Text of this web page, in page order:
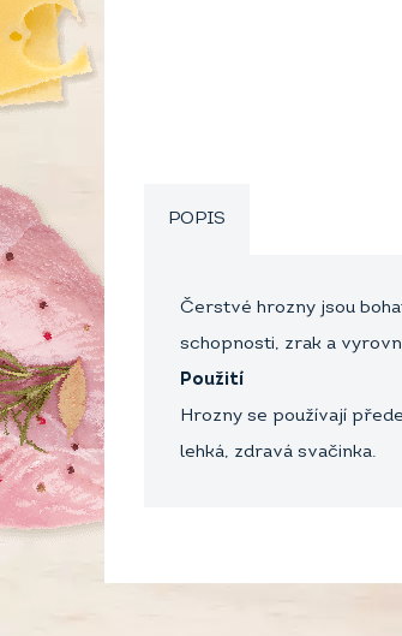
POPIS
Čerstvé hrozny jsou
schopnosti, zrak a
Použití
Hrozny se používají
lehká, zdravá svačinka.